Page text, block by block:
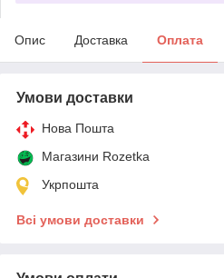
Опис Доставка Оплата
Умови доставки
Нова Пошта
Магазини Rozetka
Укрпошта
Всі умови доставки